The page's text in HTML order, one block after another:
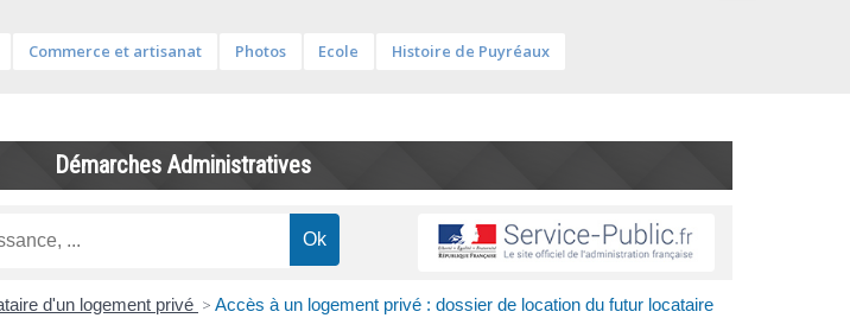
Commerce et artisanat Photos Ecole Histoire de Puyréaux
Démarches Administratives
d'un logement privé > Accès à un logement privé : dossier de location du futur locataire